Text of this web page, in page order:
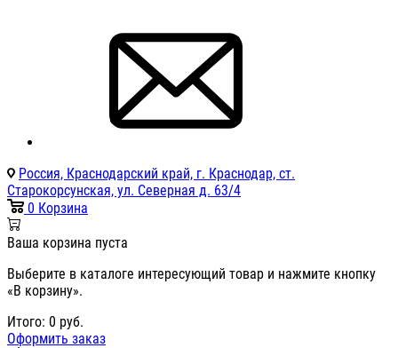
Россия, Краснодарский край, г. Краснодар, ст.
Старокорсунская, ул. Северная д. 63/4
0 Корзина
Ваша корзина пуста
Выберите в каталоге интересующий товар и нажмите кнопку
«В корзину».
Итого: 0 руб.
Оформить заказ